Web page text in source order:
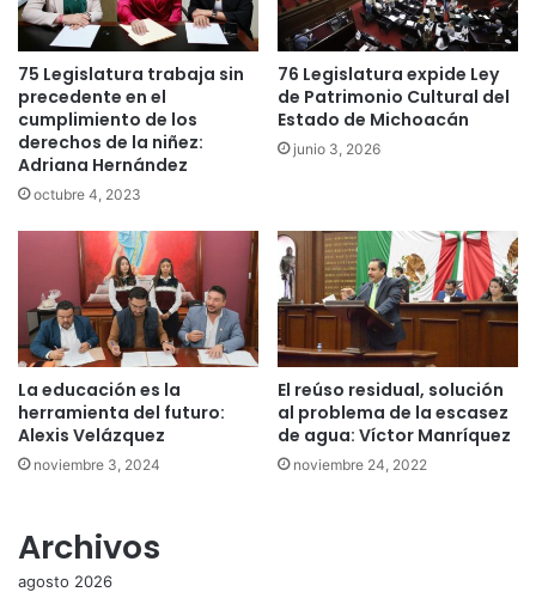
75 Legislatura trabaja sin
precedente en el
cumplimiento de los
derechos de la niñez:
Adriana Hernández
octubre 4, 2023
76 Legislatura expide Ley
de Patrimonio Cultural del
Estado de Michoacán
junio 3, 2026
La educación es la
herramienta del futuro:
Alexis Velázquez
noviembre 3, 2024
El reúso residual, solución
al problema de la escasez
de agua: Víctor Manríquez
noviembre 24, 2022
Archivos
agosto 2026